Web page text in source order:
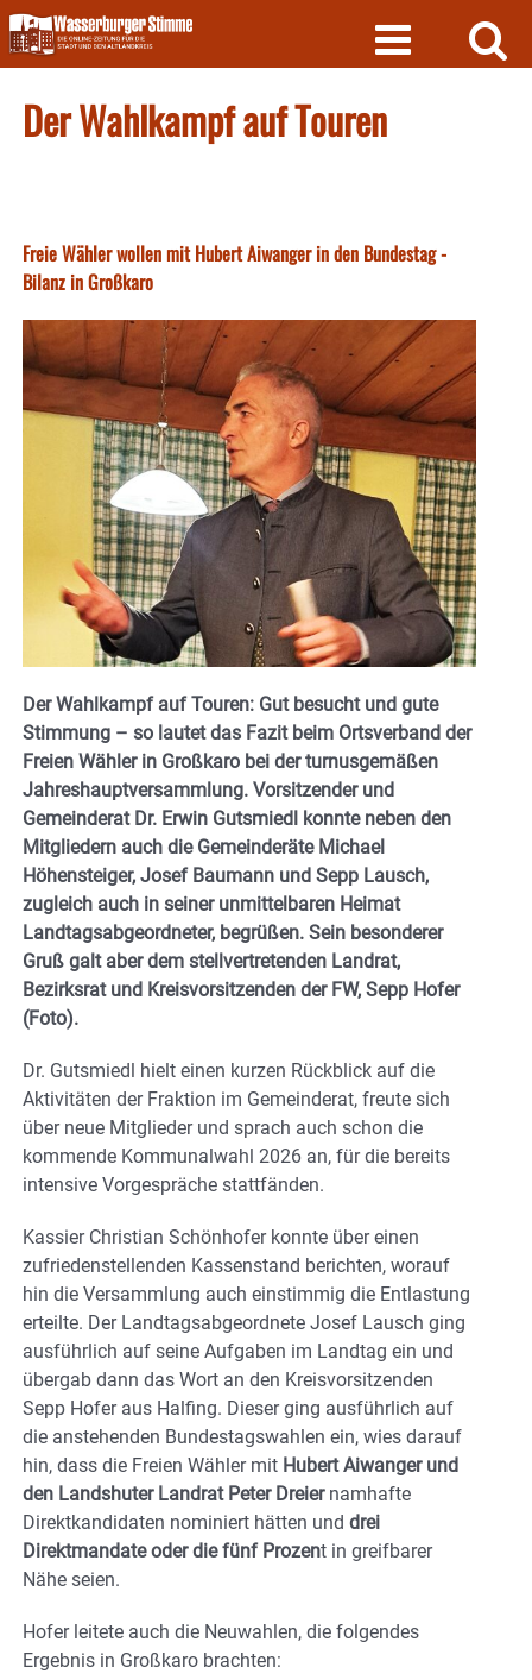
Skip
to
content
Der Wahlkampf auf Touren
Freie Wähler wollen mit Hubert Aiwanger in den Bundestag -
Bilanz in Großkaro
Der Wahlkampf auf Touren: Gut besucht und gute
Stimmung – so lautet das Fazit beim Ortsverband der
Freien Wähler in Großkaro bei der turnusgemäßen
Jahreshauptversammlung. Vorsitzender und
Gemeinderat Dr. Erwin Gutsmiedl konnte neben den
Mitgliedern auch die Gemeinderäte Michael
Höhensteiger, Josef Baumann und Sepp Lausch,
zugleich auch in seiner unmittelbaren Heimat
Landtagsabgeordneter, begrüßen. Sein besonderer
Gruß galt aber dem stellvertretenden Landrat,
Bezirksrat und Kreisvorsitzenden der FW, Sepp Hofer
(Foto).
Dr. Gutsmiedl hielt einen kurzen Rückblick auf die
Aktivitäten der Fraktion im Gemeinderat, freute sich
über neue Mitglieder und sprach auch schon die
kommende Kommunalwahl 2026 an, für die bereits
intensive Vorgespräche stattfänden.
Kassier Christian Schönhofer konnte über einen
zufriedenstellenden Kassenstand berichten, worauf
hin die Versammlung auch einstimmig die Entlastung
erteilte. Der Landtagsabgeordnete Josef Lausch ging
ausführlich auf seine Aufgaben im Landtag ein und
übergab dann das Wort an den Kreisvorsitzenden
Sepp Hofer aus Halfing. Dieser ging ausführlich auf
die anstehenden Bundestagswahlen ein, wies darauf
hin, dass die Freien Wähler mit Hubert Aiwanger und
den Landshuter Landrat Peter Dreiernamhafte
Direktkandidaten nominiert hätten und drei
Direktmandate oder die fünf Prozent in greifbarer
Nähe seien.
Hofer leitete auch die Neuwahlen, die folgendes
Ergebnis in Großkaro brachten: